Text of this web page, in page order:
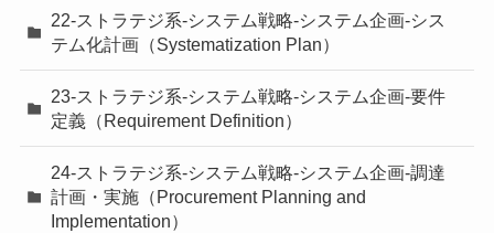
22-ストラテジ系-システム戦略-システム企画-シス
テム化計画（Systematization Plan）
23-ストラテジ系-システム戦略-システム企画-要件
定義（Requirement Definition）
24-ストラテジ系-システム戦略-システム企画-調達
計画・実施（Procurement Planning and
Implementation）